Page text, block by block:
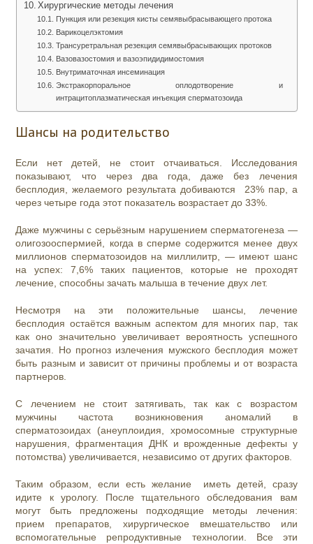
Хирургические методы лечения
Пункция или резекция кисты семявыбрасывающего протока
Варикоцелэктомия
Трансуретральная резекция семявыбрасывающих протоков
Вазовазостомия и вазоэпидидимостомия
Внутриматочная инсеминация
Экстракорпоральное оплодотворение и
интрацитоплазматическая инъекция сперматозоида
Шансы на родительство
Если нет детей, не стоит отчаиваться. Исследования
показывают, что через два года, даже без лечения
бесплодия, желаемого результата добиваются 23% пар, а
через четыре года этот показатель возрастает до 33%.
Даже мужчины с серьёзным нарушением сперматогенеза —
олигозооспермией, когда в сперме содержится менее двух
миллионов сперматозоидов на миллилитр, — имеют шанс
на успех: 7,6% таких пациентов, которые не проходят
лечение, способны зачать малыша в течение двух лет.
Несмотря на эти положительные шансы, лечение
бесплодия остаётся важным аспектом для многих пар, так
как оно значительно увеличивает вероятность успешного
зачатия. Но прогноз излечения мужского бесплодия может
быть разным и зависит от причины проблемы и от возраста
партнеров.
С лечением не стоит затягивать, так как с возрастом
мужчины частота возникновения аномалий в
сперматозоидах (анеуплоидия, хромосомные структурные
нарушения, фрагментация ДНК и врожденные дефекты у
потомства) увеличивается, независимо от других факторов.
Таким образом, если есть желание иметь детей, сразу
идите к урологу. После тщательного обследования вам
могут быть предложены подходящие методы лечения:
прием препаратов, хирургическое вмешательство или
вспомогательные репродуктивные технологии. Все эти